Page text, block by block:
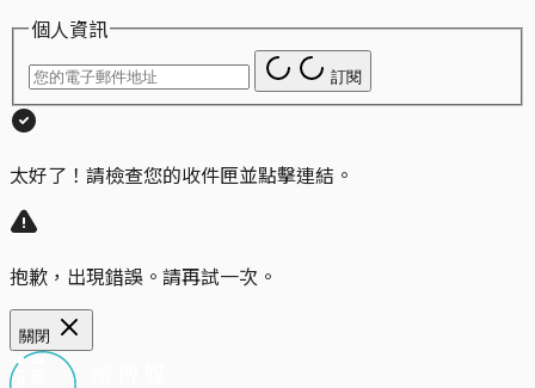
個人資訊
訂閱
太好了！請檢查您的收件匣並點擊連結。
抱歉，出現錯誤。請再試一次。
關閉